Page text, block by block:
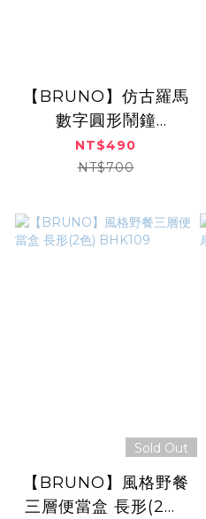
【BRUNO】仿古羅馬
數字圓形鬧鐘
BCA010
NT$490
NT$700
Sold Out
【BRUNO】風格野餐
三層便當盒 長形(2色)